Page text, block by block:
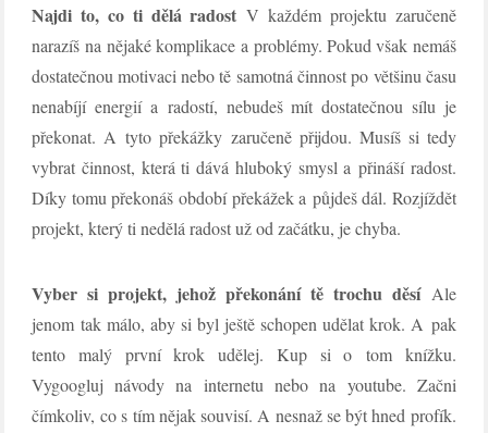
Najdi to, co ti dělá radost V každém projektu zaručeně
narazíš na nějaké komplikace a problémy. Pokud však nemáš
dostatečnou motivaci nebo tě samotná činnost po většinu času
nenabíjí energií a radostí, nebudeš mít dostatečnou sílu je
překonat. A tyto překážky zaručeně přijdou. Musíš si tedy
vybrat činnost, která ti dává hluboký smysl a přináší radost.
Díky tomu překonáš období překážek a půjdeš dál. Rozjíždět
projekt, který ti nedělá radost už od začátku, je chyba.
Vyber si projekt, jehož překonání tě trochu děsí Ale
jenom tak málo, aby si byl ještě schopen udělat krok. A pak
tento malý první krok udělej. Kup si o tom knížku.
Vygoogluj návody na internetu nebo na youtube. Začni
čímkoliv, co s tím nějak souvisí. A nesnaž se být hned profík.